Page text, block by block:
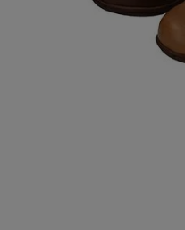
1cm以上2cm未満